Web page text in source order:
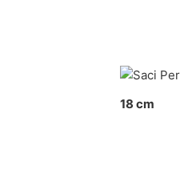
18 cm